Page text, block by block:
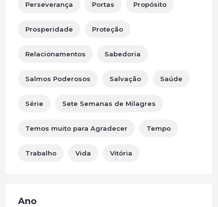
Perseverança Portas Propósito
Prosperidade Proteção
Relacionamentos Sabedoria
Salmos Poderosos Salvação Saúde
Série Sete Semanas de Milagres
Temos muito para Agradecer Tempo
Trabalho Vida Vitória
Ano